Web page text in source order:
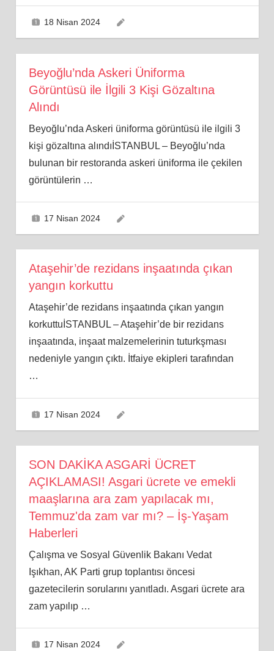
18 Nisan 2024
Beyoğlu’nda Askeri Üniforma
Görüntüsü ile İlgili 3 Kişi Gözaltına
Alındı
Beyoğlu’nda Askeri üniforma görüntüsü ile ilgili 3
kişi gözaltına alındıİSTANBUL – Beyoğlu’nda
bulunan bir restoranda askeri üniforma ile çekilen
görüntülerin …
17 Nisan 2024
Ataşehir’de rezidans inşaatında çıkan
yangın korkuttu
Ataşehir’de rezidans inşaatında çıkan yangın
korkuttuİSTANBUL – Ataşehir’de bir rezidans
inşaatında, inşaat malzemelerinin tuturkşması
nedeniyle yangın çıktı. İtfaiye ekipleri tarafından
…
17 Nisan 2024
SON DAKİKA ASGARİ ÜCRET
AÇIKLAMASI! Asgari ücrete ve emekli
maaşlarına ara zam yapılacak mı,
Temmuz'da zam var mı? – İş-Yaşam
Haberleri
Çalışma ve Sosyal Güvenlik Bakanı Vedat
Işıkhan, AK Parti grup toplantısı öncesi
gazetecilerin sorularını yanıtladı. Asgari ücrete ara
zam yapılıp …
17 Nisan 2024